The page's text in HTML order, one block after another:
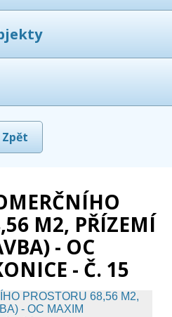
Zpět
M2, PŘÍZEMÍ
- OC
- Č. 15